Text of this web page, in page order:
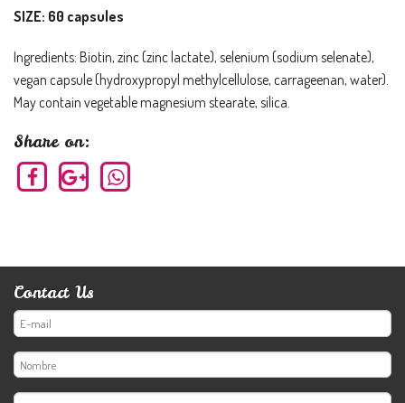
SIZE: 60 capsules
Ingredients: Biotin, zinc (zinc lactate), selenium (sodium selenate),
vegan capsule (hydroxypropyl methylcellulose, carrageenan, water).
May contain vegetable magnesium stearate, silica.
Share on:
Contact Us